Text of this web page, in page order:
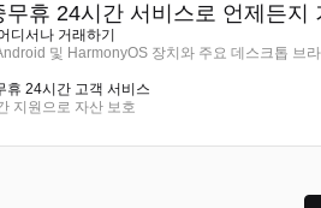
무휴 24시간 서비스로 언제든지
디서나 거래하기
및 HarmonyOS 장치와 주요 데스크톱 브
휴 24시간 고객 서비스
지원으로 자산 보호